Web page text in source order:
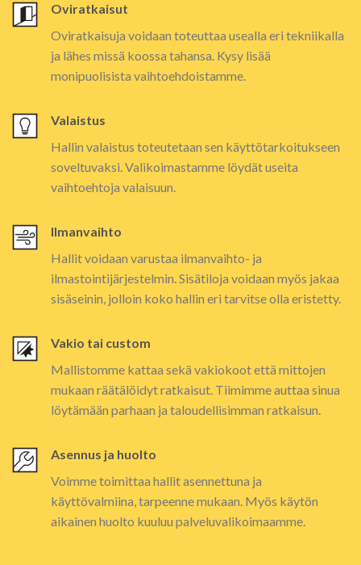
Oviratkaisut
Oviratkaisuja voidaan toteuttaa usealla eri tekniikalla
ja lähes missä koossa tahansa. Kysy lisää
monipuolisista vaihtoehdoistamme.
Valaistus
Hallin valaistus toteutetaan sen käyttötarkoitukseen
soveltuvaksi. Valikoimastamme löydät useita
vaihtoehtoja valaisuun.
Ilmanvaihto
Hallit voidaan varustaa ilmanvaihto- ja
ilmastointijärjestelmin. Sisätiloja voidaan myös jakaa
sisäseinin, jolloin koko hallin eri tarvitse olla eristetty.
Vakio tai custom
Mallistomme kattaa sekä vakiokoot että mittojen
mukaan räätälöidyt ratkaisut. Tiimimme auttaa sinua
löytämään parhaan ja taloudellisimman ratkaisun.
Asennus ja huolto
Voimme toimittaa hallit asennettuna ja
käyttövalmiina, tarpeenne mukaan. Myös käytön
aikainen huolto kuuluu palveluvalikoimaamme.